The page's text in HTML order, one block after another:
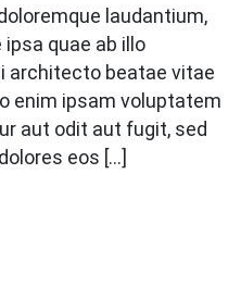
laudantium,
quae ab illo
architecto beatae vitae
enim ipsam voluptatem
aut odit aut fugit, sed
eos […]